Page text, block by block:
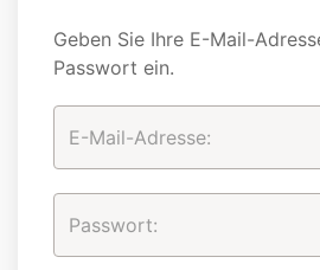
Geben Sie Ihre E-Mail-
Passwort ein.